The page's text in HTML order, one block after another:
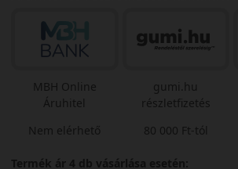
MBH Online
Áruhitel
Nem elérhető
gumi.hu
részletfizetés
80 000 Ft-tól
Termék ár 4 db vásárlása esetén: